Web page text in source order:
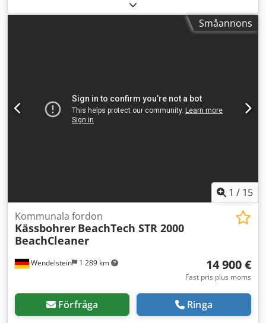
, Strandstädningssläp: Cjdpfx Alovnt N
Ae Djrf - Kässbohrer - BeachTech 2000 - Tillverkningsår:
2010 - Kraftuttagsdrift (540 rpm) - Arbetsbredd: 185 cm -
Få alla nya fordon per e-post – anmäl dig till vårt
NYHETSBREV! Fel och skrivfel kan förekomma,
mellanförsäljning förbehålles!
Småannons
1 / 15
Wendelstein 1 289 km
Kommunala fordon
Kässbohrer BeachTech STR 2000
BeachCleaner
14 900 €
Fast pris plus moms
Förfråga Ringa